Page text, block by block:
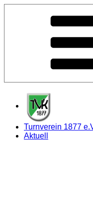
Turnverein 1877
Aktuell